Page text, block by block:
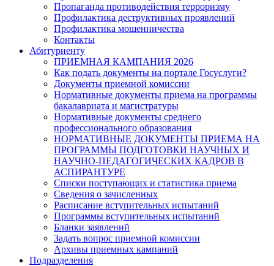
Пропаганда противодействия терроризму
Профилактика деструктивных проявлений
Профилактика мошенничества
Контакты
Абитуриенту
ПРИЕМНАЯ КАМПАНИЯ 2026
Как подать документы на портале Госуслуги?
Документы приемной комиссии
Нормативные документы приема на программы
бакалавриата и магистратуры
Нормативные документы среднего
профессионального образования
НОРМАТИВНЫЕ ДОКУМЕНТЫ ПРИЕМА НА
ПРОГРАММЫ ПОДГОТОВКИ НАУЧНЫХ И
НАУЧНО-ПЕДАГОГИЧЕСКИХ КАДРОВ В
АСПИРАНТУРЕ
Списки поступающих и статистика приема
Сведения о зачисленных
Расписание вступительных испытаний
Программы вступительных испытаний
Бланки заявлений
Задать вопрос приемной комиссии
Архивы приемных кампаний
Подразделения